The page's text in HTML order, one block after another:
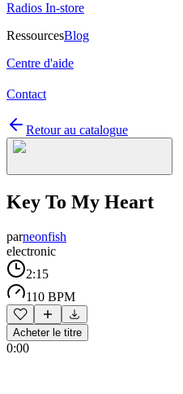
Radios In-store
RessourcesBlog
Centre d'aide
Contact
Retour au catalogue
Key To My Heart
parneonfish
electronic
2:15
110 BPM
Acheter le titre
0:00